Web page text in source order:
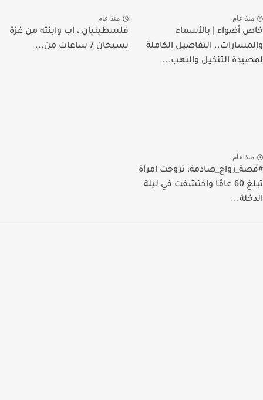
منذ عام
خاص أضواء | بالأسماء
والمسارات.. التفاصيل الكاملة
لمصيدة التنكيل والنهب...
منذ عام
فلسطينيان ، اب وابنته من غزة
يسبحان 7 ساعات من...
منذ عام
#قصة_زواج_صادمة: تزوجت امرأة
تبلغ 60 عامًا واكتشفت في ليلة
الدخلة...